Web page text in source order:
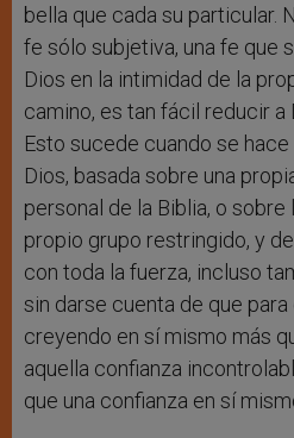
bella que cada su particular.
fe sólo subjetiva, una fe que
Dios en la intimidad de la
camino, es tan fácil reducir a
Esto sucede cuando se
Dios, basada sobre una
personal de la Biblia, o
propio grupo restringido, y
con toda la fuerza, incluso
sin darse cuenta de que
creyendo en sí mismo más
aquella confianza
que una confianza en sí